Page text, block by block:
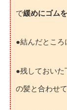
で緩めにゴム
●結んだところ
●残しておいた
の髪と合わせて